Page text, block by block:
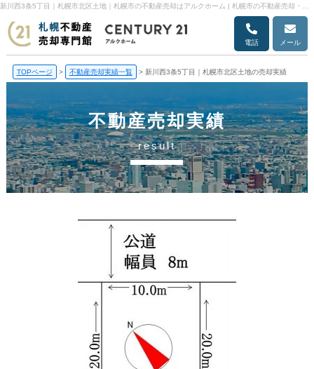
電話 メール
TOPページ > 不動産売却実績一覧 > 新川西3条5丁目｜札幌市北区土地の売却実績
不動産売却実績
result